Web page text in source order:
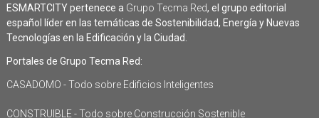
ESMARTCITY pertenece a Grupo Tecma Red, el grupo editorial
español líder en las temáticas de Sostenibilidad, Energía y Nuevas
Tecnologías en la Edificación y la Ciudad.
Portales de Grupo Tecma Red:
CASADOMO - Todo sobre Edificios Inteligentes
CONSTRUIBLE - Todo sobre Construcción Sostenible